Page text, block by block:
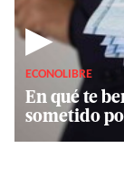
▶
ECONOLIBRE
En qué te
sometido